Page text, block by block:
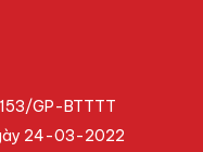
GP-BTTTT
24-03-2022